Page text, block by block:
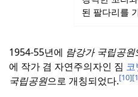
된 팔다리를
1954-55년에 람강가 국립공원
에 작가 겸 자연주의자인 짐 코
국립공원으로 개칭되었다.[10]